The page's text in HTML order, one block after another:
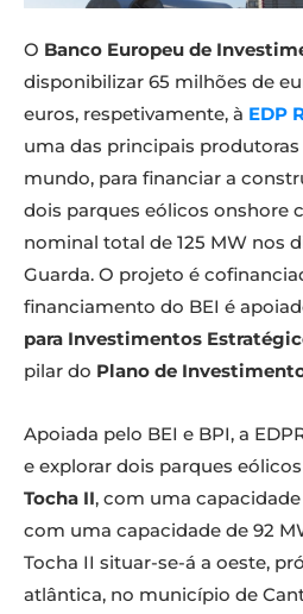
O Banco Europeu de
disponibilizar 65 milhões de
euros, respetivamente, à EDP
uma das principais
mundo, para financiar a
dois parques eólicos onshore
nominal total de 125 MW nos
Guarda. O projeto é
financiamento do BEI é
para Investimentos
pilar do Plano de
Apoiada pelo BEI e BPI, a
e explorar dois parques
Tocha II, com uma capacidade
com uma capacidade de 92
Tocha II situar-se-á a oeste,
atlântica, no município de